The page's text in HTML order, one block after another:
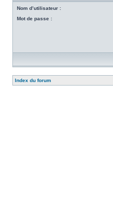
Nom d’utilisateur :
Mot de passe :
Index du forum